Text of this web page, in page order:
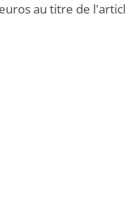
au titre de